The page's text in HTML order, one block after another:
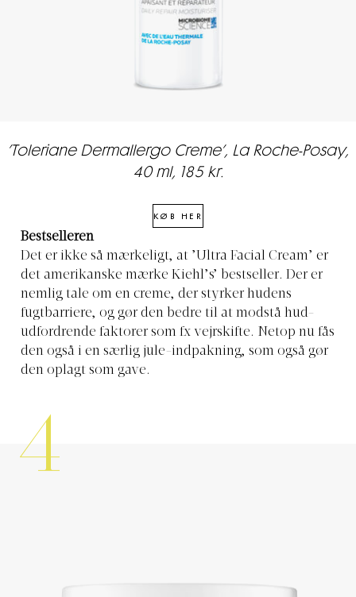
’Toleriane Dermallergo Creme’, La Roche-Posay,
40 ml, 185 kr.
KØB HER
Bestselleren
Det er ikke så mærkeligt, at ’Ultra Facial Cream’ er
det amerikanske mærke Kiehl’s’ bestseller. Der er
nemlig tale om en creme, der styrker hudens
fugtbarriere, og gør den bedre til at modstå hud-
udfordrende faktorer som fx vejrskifte. Netop nu fås
den også i en særlig jule-indpakning, som også gør
den oplagt som gave.
4